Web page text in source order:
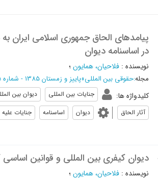
پیامدهای الحاق جمهوری اسلامی ایران
در اساسنامه دیوان
نویسنده : فلاحیان، همایون؛
مجله:حقوقی بین المللی»پاييز و زمستان 1385 - شماره 35
کلیدواژه ها: جنایات بین المللی دیوان بین
آثار الحاق
دیوان اساسنامه جنایات
دیوان کیفری بین المللی و قوانین اساسی
نویسنده : فلاحیان، همایون؛